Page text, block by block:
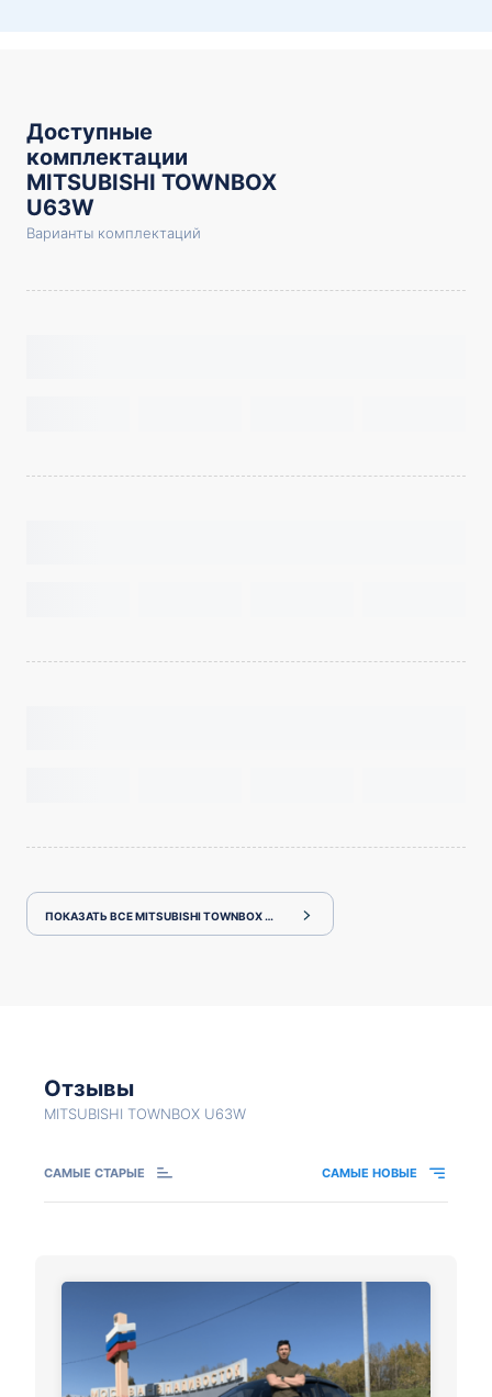
Доступные
комплектации
MITSUBISHI TOWNBOX
U63W
Варианты комплектаций
ПОКАЗАТЬ ВСЕ MITSUBISHI TOWNBOX U63W
Отзывы
MITSUBISHI TOWNBOX U63W
САМЫЕ СТАРЫЕ САМЫЕ НОВЫЕ